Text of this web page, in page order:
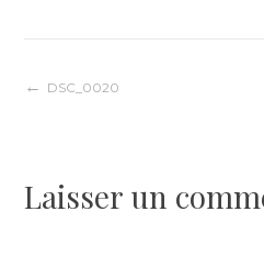
Navigation
l’article
DSC_0020
Laisser un